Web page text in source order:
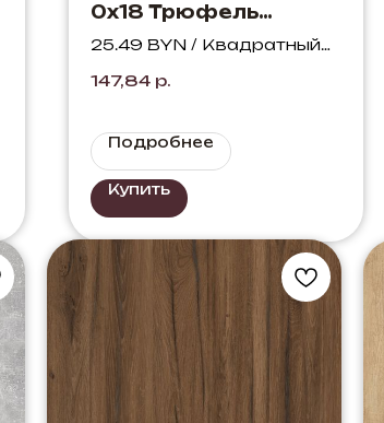
0х18 Трюфель
коричневый U748
ST9 (Трюфель)
25.49 BYN / Квадратный
147,84 р.
Подробнее
Купить